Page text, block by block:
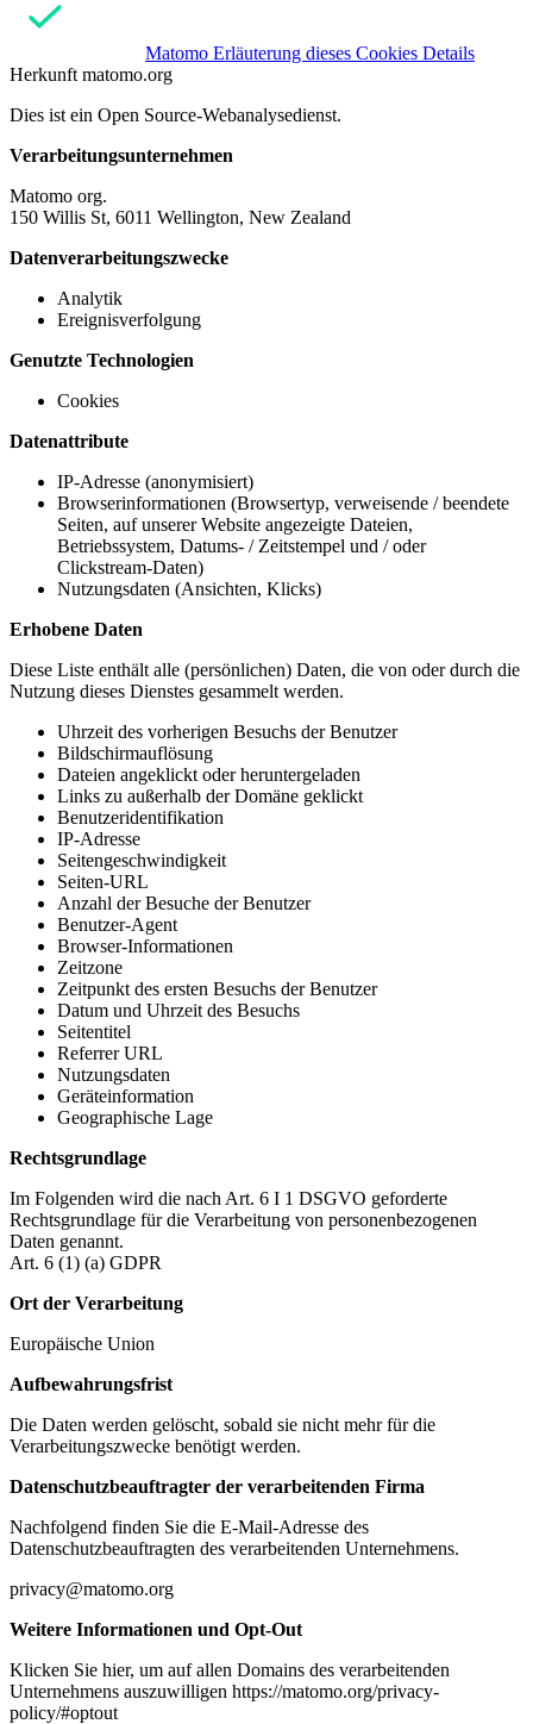
Matomo Erläuterung dieses Cookies Details
Herkunft matomo.org
Dies ist ein Open Source-Webanalysedienst.
Verarbeitungsunternehmen
Matomo org.
150 Willis St, 6011 Wellington, New Zealand
Datenverarbeitungszwecke
Analytik
Ereignisverfolgung
Genutzte Technologien
Cookies
Datenattribute
IP-Adresse (anonymisiert)
Browserinformationen (Browsertyp, verweisende / beendete
Seiten, auf unserer Website angezeigte Dateien,
Betriebssystem, Datums- / Zeitstempel und / oder
Clickstream-Daten)
Nutzungsdaten (Ansichten, Klicks)
Erhobene Daten
Diese Liste enthält alle (persönlichen) Daten, die von oder durch die
Nutzung dieses Dienstes gesammelt werden.
Uhrzeit des vorherigen Besuchs der Benutzer
Bildschirmauflösung
Dateien angeklickt oder heruntergeladen
Links zu außerhalb der Domäne geklickt
Benutzeridentifikation
IP-Adresse
Seitengeschwindigkeit
Seiten-URL
Anzahl der Besuche der Benutzer
Benutzer-Agent
Browser-Informationen
Zeitzone
Zeitpunkt des ersten Besuchs der Benutzer
Datum und Uhrzeit des Besuchs
Seitentitel
Referrer URL
Nutzungsdaten
Geräteinformation
Geographische Lage
Rechtsgrundlage
Im Folgenden wird die nach Art. 6 I 1 DSGVO geforderte
Rechtsgrundlage für die Verarbeitung von personenbezogenen
Daten genannt.
Art. 6 (1) (a) GDPR
Ort der Verarbeitung
Europäische Union
Aufbewahrungsfrist
Die Daten werden gelöscht, sobald sie nicht mehr für die
Verarbeitungszwecke benötigt werden.
Datenschutzbeauftragter der verarbeitenden Firma
Nachfolgend finden Sie die E-Mail-Adresse des
Datenschutzbeauftragten des verarbeitenden Unternehmens.
privacy@matomo.org
Weitere Informationen und Opt-Out
Klicken Sie hier, um auf allen Domains des verarbeitenden
Unternehmens auszuwilligen https://matomo.org/privacy-
policy/#optout